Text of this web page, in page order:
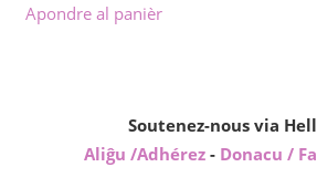
Apondre al panièr
Soutenez-nous via
Aliĝu /Adhérez - Donacu /